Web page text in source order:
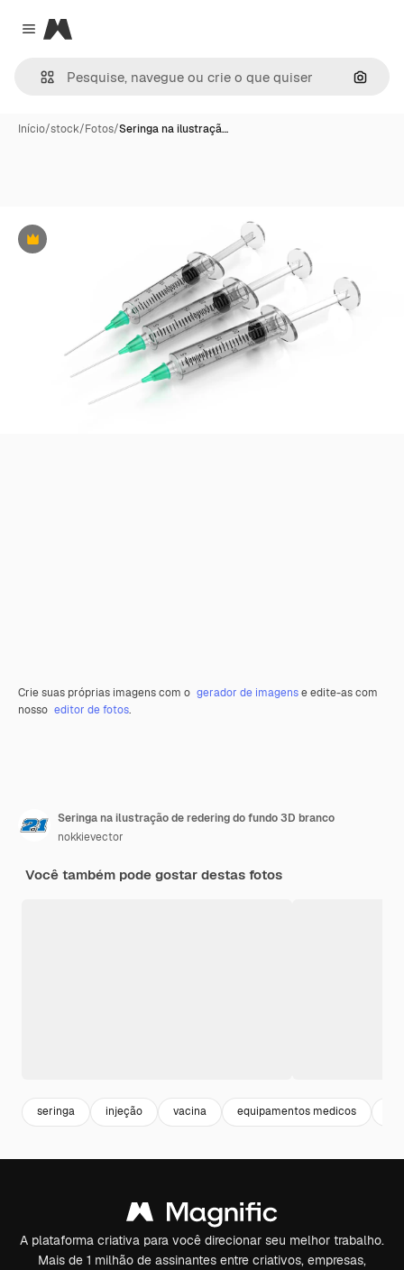
Close menu
Magnific
Início/stock/Fotos/Seringa na ilustraçã…
Premium
Crie suas próprias imagens com o gerador de imagense edite-as com
nosso editor de fotos.
Seringa na ilustração de redering do fundo 3D branco
nokkievector
Você também pode gostar destas fotos
seringa injeção vacina equipamentos medicos
A plataforma criativa para você direcionar seu melhor trabalho.
Mais de 1 milhão de assinantes entre criativos, empresas,